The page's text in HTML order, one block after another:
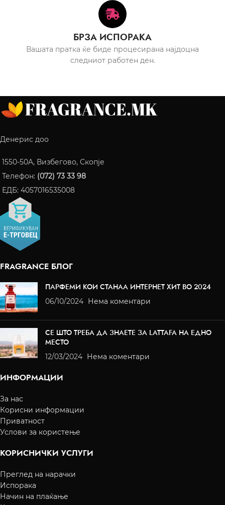
БРЗА ИСПОРАКА
Вашата пратка ќе биде процесирана најдоцна
следниот работен ден.
Денерис доо
1550-50A, Визбегово, Скопје
Телефон: (072) 73 33 98
ЕДБ: 4057016535008
FRAGRANCE БЛОГ
ПАРФЕМИ КОИ СТАНАА ИНТЕРНЕТ ХИТ ВО 2024
06/10/2024 Нема коментари
СЕ ШТО ТРЕБА ДА ЗНАЕТЕ ЗА LATTAFA НА ЕДНО
МЕСТО
12/03/2024 Нема коментари
ИНФОРМАЦИИ
За нас
Корисни информации
Приватност
Услови за користење
КОРИСНИЧКИ УСЛУГИ
Преглед на нарачки
Испорака
Начин на плаќање